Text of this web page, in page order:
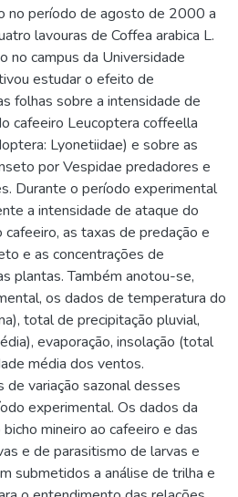
no período de agosto de 2000 a
lavouras de Coffea arabica L.
no campus da Universidade
estudar o efeito de
folhas sobre a intensidade de
cafeeiro Leucoptera coffeella
Lyonetiidae) e sobre as
por Vespidae predadores e
Durante o período experimental
a intensidade de ataque do
as taxas de predação e
e as concentrações de
plantas. Também anotou-se,
os dados de temperatura do
total de precipitação pluvial,
evaporação, insolação (total
média dos ventos.
de variação sazonal desses
experimental. Os dados da
mineiro ao cafeeiro e das
e de parasitismo de larvas e
submetidos a análise de trilha e